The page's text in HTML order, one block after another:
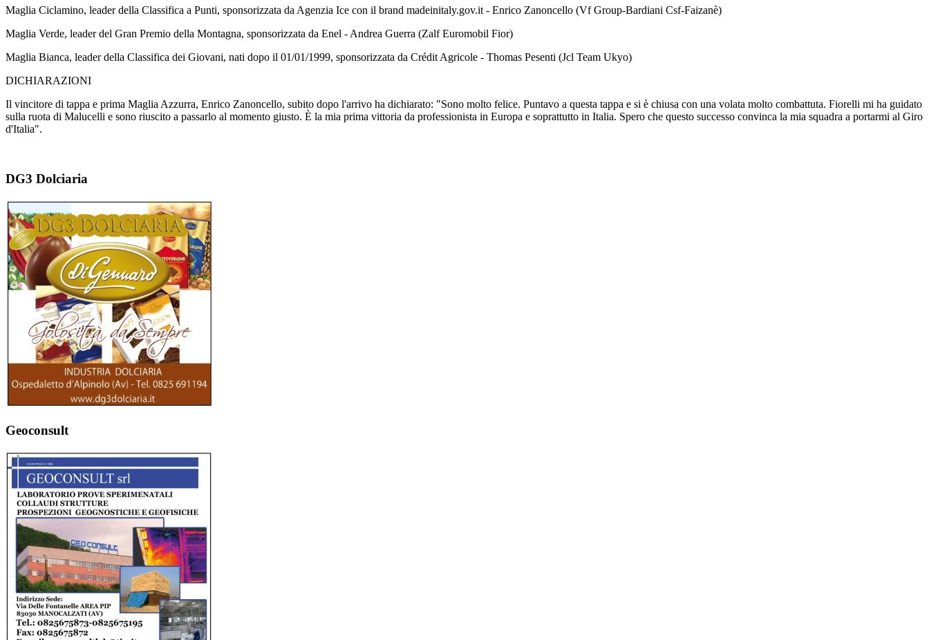
Maglia Ciclamino, leader della Classifica a Punti, sponsorizzata da Agenzia Ice con il brand madeinitaly.gov.it - Enrico Zanoncello (Vf Group-Bardiani Csf-Faizanè)
Maglia Verde, leader del Gran Premio della Montagna, sponsorizzata da Enel - Andrea Guerra (Zalf Euromobil Fior)
Maglia Bianca, leader della Classifica dei Giovani, nati dopo il 01/01/1999, sponsorizzata da Crédit Agricole - Thomas Pesenti (Jcl Team Ukyo)
DICHIARAZIONI
Il vincitore di tappa e prima Maglia Azzurra, Enrico Zanoncello, subito dopo l'arrivo ha dichiarato: "Sono molto felice. Puntavo a questa tappa e si è chiusa con una volata molto combattuta. Fiorelli mi ha guidato
sulla ruota di Malucelli e sono riuscito a passarlo al momento giusto. È la mia prima vittoria da professionista in Europa e soprattutto in Italia. Spero che questo successo convinca la mia squadra a portarmi al Giro
d'Italia".
DG3 Dolciaria
Geoconsult